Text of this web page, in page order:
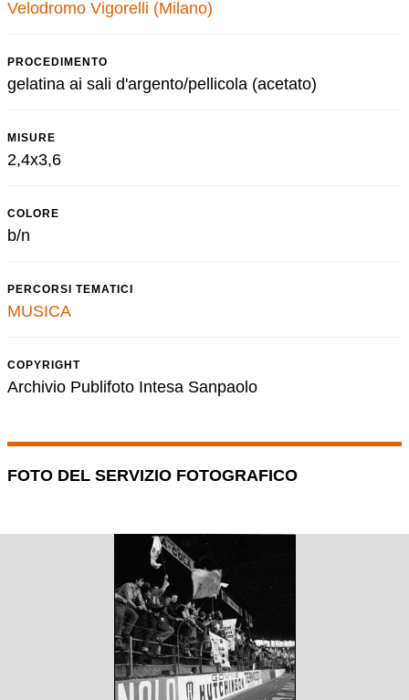
Velodromo Vigorelli (Milano)
PROCEDIMENTO
gelatina ai sali d'argento/pellicola (acetato)
MISURE
2,4x3,6
COLORE
b/n
PERCORSI TEMATICI
MUSICA
COPYRIGHT
Archivio Publifoto Intesa Sanpaolo
FOTO DEL SERVIZIO FOTOGRAFICO